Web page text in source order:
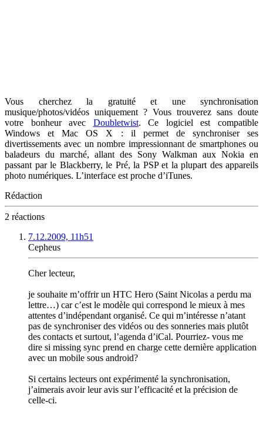
Vous cherchez la gratuité et une synchronisation
musique/photos/vidéos uniquement ? Vous trouverez sans doute
votre bonheur avec Doubletwist. Ce logiciel est compatible
Windows et Mac OS X : il permet de synchroniser ses
divertissements avec un nombre impressionnant de smartphones ou
baladeurs du marché, allant des Sony Walkman aux Nokia en
passant par le Blackberry, le Pré, la PSP et la plupart des appareils
photo numériques. L’interface est proche d’iTunes.
Rédaction
2 réactions
7.12.2009, 11h51
Cepheus
Cher lecteur,
je souhaite m’offrir un HTC Hero (Saint Nicolas a perdu ma
lettre…) car c’est le modèle qui correspond le mieux à mes
attentes d’indépendant organisé. Ce qui m’intéresse n’atant
pas de synchroniser des vidéos ou des sonneries mais plutôt
des contacts et surtout, l’agenda d’iCal. Pourriez- vous me
dire si missing sync prend en charge cette dernière application
avec un mobile sous android?
Si certains lecteurs ont expérimenté la synchronisation,
j’aimerais avoir leur avis sur l’efficacité et la précision de
celle-ci.